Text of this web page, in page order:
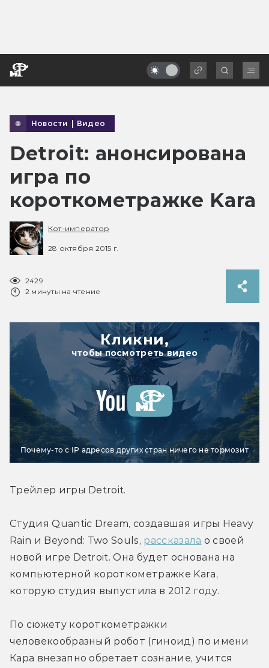
Новости | Видео
Detroit: анонсирована
игра по
короткометражке Kara
Кот-император
28 октября 2015 г.
2429
2 минуты на чтение
Кликни,
чтобы посмотреть видео
Почему-то с IP адресов других стран ничего не тормозит
Трейлер игры Detroit.
Студия Quantic Dream, создавшая игры Heavy
Rain и Beyond: Two Souls, рассказала о своей
новой игре Detroit. Она будет основана на
компьютерной короткометражке Kara,
которую студия выпустила в 2012 году.
По сюжету короткометражки
человекообразный робот (гиноид) по имени
Кара внезапно обретает сознание, учится